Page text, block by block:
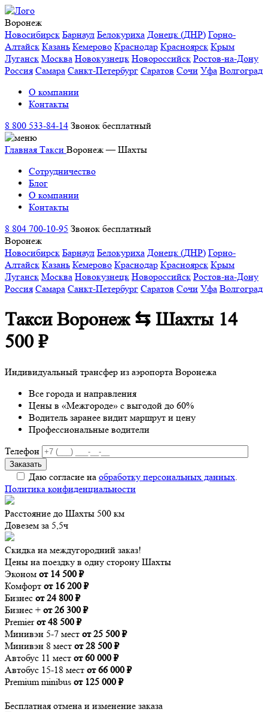
Воронеж
Новосибирск Барнаул Белокуриха Донецк (ДНР) Горно-
Алтайск Казань Кемерово Краснодар Красноярск Крым
Луганск Москва Новокузнецк Новороссийск Ростов-на-Дону
Россия Самара Санкт-Петербург Саратов Сочи Уфа Волгоград
О компании
Контакты
8 800 533-84-14 Звонок бесплатный
Главная Такси Воронеж — Шахты
Сотрудничество
Блог
О компании
Контакты
8 804 700-10-95 Звонок бесплатный
Воронеж
Новосибирск Барнаул Белокуриха Донецк (ДНР) Горно-
Алтайск Казань Кемерово Краснодар Красноярск Крым
Луганск Москва Новокузнецк Новороссийск Ростов-на-Дону
Россия Самара Санкт-Петербург Саратов Сочи Уфа Волгоград
Такси Воронеж ⇆ Шахты 14
500 ₽
Индивидуальный трансфер из аэропорта Воронежа
Все города и направления
Цены в «Межгороде» с выгодой до 60%
Водитель заранее видит маршрут и цену
Профессиональные водители
Телефон
Даю согласие на обработку персональных данных.
Политика конфиденциальности
Расстояние до Шахты 500 км
Довезем за 5,5ч
Скидка на междугородний заказ!
Цены на поездку в одну сторону Шахты
Эконом от 14 500 ₽
Комфорт от 16 200 ₽
Бизнес от 24 800 ₽
Бизнес + от 26 300 ₽
Premier от 48 500 ₽
Минивэн 5-7 мест от 25 500 ₽
Минивэн 8 мест от 28 500 ₽
Автобус 11 мест от 60 000 ₽
Автобус 15-18 мест от 66 000 ₽
Premium minibus от 125 000 ₽
Бесплатная отмена и изменение заказа